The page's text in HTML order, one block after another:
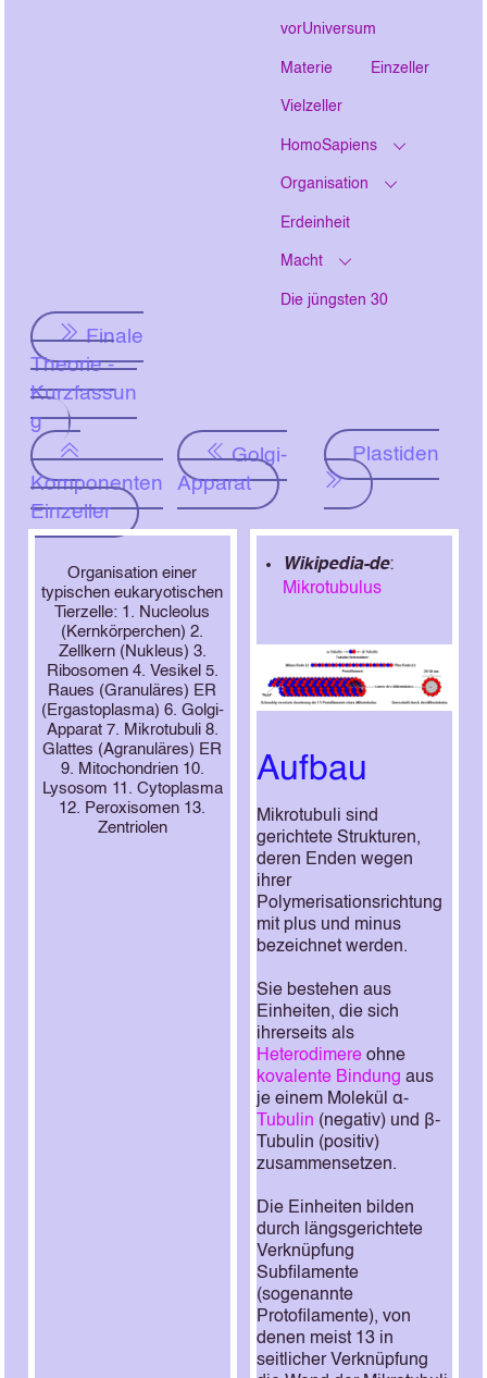
vorUniversum
Materie Einzeller
Vielzeller
HomoSapiens
Organisation
Erdeinheit
Macht
Die jüngsten 30
Finale
Theorie -
Kurzfassun
g
Komponenten
Einzeller
Golgi-
Apparat
Plastiden
Organisation einer
typischen eukaryotischen
Tierzelle: 1. Nucleolus
(Kernkörperchen) 2.
Zellkern (Nukleus) 3.
Ribosomen 4. Vesikel 5.
Raues (Granuläres) ER
(Ergastoplasma) 6. Golgi-
Apparat 7. Mikrotubuli 8.
Glattes (Agranuläres) ER
9. Mitochondrien 10.
Lysosom 11. Cytoplasma
12. Peroxisomen 13.
Zentriolen
Wikipedia-de:
Mikrotubulus
Aufbau
Mikrotubuli sind
gerichtete Strukturen,
deren Enden wegen
ihrer
Polymerisationsrichtung
mit plus und minus
bezeichnet werden.
Sie bestehen aus
Einheiten, die sich
ihrerseits als
Heterodimere ohne
kovalente Bindung aus
je einem Molekül α-
Tubulin (negativ) und β-
Tubulin (positiv)
zusammensetzen.
Die Einheiten bilden
durch längsgerichtete
Verknüpfung
Subfilamente
(sogenannte
Protofilamente), von
denen meist 13 in
seitlicher Verknüpfung